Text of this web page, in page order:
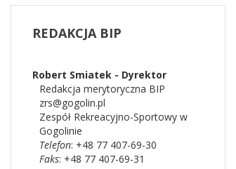
REDAKCJABIP
Robert Smiatek - Dyrektor
Redakcja merytoryczna BIP
zrs@gogolin.pl
Zespół Rekreacyjno-Sportowy w
Gogolinie
Telefon: +48 77 407-69-30
Faks: +48 77 407-69-31